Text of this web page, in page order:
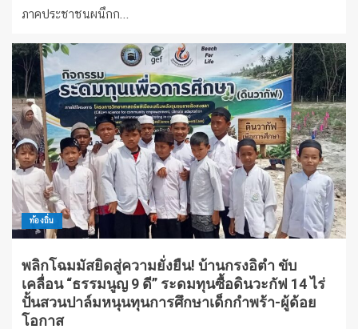
ภาคประชาชนผนึกก...
ท้องถิ่น
พลิกโฉมมัสยิดสู่ความยั่งยืน! บ้านกรงอิตำ ขับ
เคลื่อน “ธรรมนูญ 9 ดี” ระดมทุนซื้อดินวะกัฟ 14 ไร่
ปั้นสวนปาล์มหนุนทุนการศึกษาเด็กกำพร้า-ผู้ด้อย
โอกาส